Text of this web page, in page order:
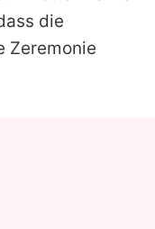
die
Zeremonie